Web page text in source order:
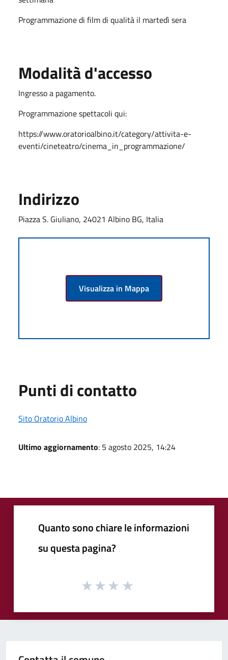
Programmazione di film di qualità il martedì sera
Modalità d'accesso
Ingresso a pagamento.
Programmazione spettacoli qui:
https://www.oratorioalbino.it/category/attivita-e-
eventi/cineteatro/cinema_in_programmazione/
Indirizzo
Piazza S. Giuliano, 24021 Albino BG, Italia
Visualizza in Mappa
Punti di contatto
Sito Oratorio Albino
Ultimo aggiornamento: 5 agosto 2025, 14:24
Quanto sono chiare le informazioni
su questa pagina?